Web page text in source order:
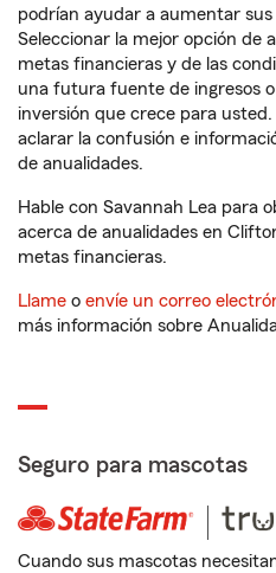
podrían ayudar a aumentar
Seleccionar la mejor opción de
metas financieras y de las
una futura fuente de ingresos
inversión que crece para
aclarar la confusión e
de anualidades.
Hable con Savannah Lea para
acerca de anualidades en
metas financieras.
Llame o envíe un correo
más información sobre
Seguro para mascotas
Cuando sus mascotas